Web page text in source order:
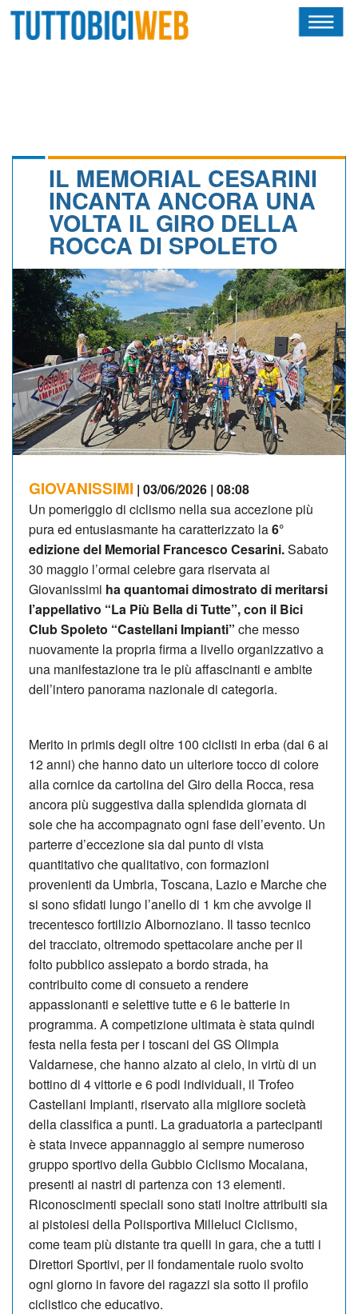
CALENDARIO
ALBI D'ORO
NEWSLETTER
IL MEMORIAL CESARINI
INCANTA ANCORA UNA
VOLTA IL GIRO DELLA
ROCCA DI SPOLETO
GIOVANISSIMI | 03/06/2026 | 08:08
Un pomeriggio di ciclismo nella sua accezione più
pura ed entusiasmante ha caratterizzato la6°
edizione del Memorial Francesco Cesarini.Sabato
30 maggio l’ormai celebre gara riservata ai
Giovanissimi ha quantomai dimostrato di meritarsi
l’appellativo “La Più Bella di Tutte”, con il Bici
Club Spoleto “Castellani Impianti” che messo
nuovamente la propria firma a livello organizzativo a
una manifestazione tra le più affascinanti e ambite
dell’intero panorama nazionale di categoria.
Merito in primis degli oltre 100 ciclisti in erba (dai 6 ai
12 anni) che hanno dato un ulteriore tocco di colore
alla cornice da cartolina del Giro della Rocca, resa
ancora più suggestiva dalla splendida giornata di
sole che ha accompagnato ogni fase dell’evento. Un
parterre d’eccezione sia dal punto di vista
quantitativo che qualitativo, con formazioni
provenienti da Umbria, Toscana, Lazio e Marche che
si sono sfidati lungo l’anello di 1 km che avvolge il
trecentesco fortilizio Albornoziano. Il tasso tecnico
del tracciato, oltremodo spettacolare anche per il
folto pubblico assiepato a bordo strada, ha
contribuito come di consueto a rendere
appassionanti e selettive tutte e 6 le batterie in
programma. A competizione ultimata è stata quindi
festa nella festa per i toscani del GS Olimpia
Valdarnese, che hanno alzato al cielo, in virtù di un
bottino di 4 vittorie e 6 podi individuali, il Trofeo
Castellani Impianti, riservato alla migliore società
della classifica a punti. La graduatoria a partecipanti
è stata invece appannaggio al sempre numeroso
gruppo sportivo della Gubbio Ciclismo Mocaiana,
presenti ai nastri di partenza con 13 elementi.
Riconoscimenti speciali sono stati inoltre attribuiti sia
ai pistoiesi della Polisportiva Milleluci Ciclismo,
come team più distante tra quelli in gara, che a tutti i
Direttori Sportivi, per il fondamentale ruolo svolto
ogni giorno in favore dei ragazzi sia sotto il profilo
ciclistico che educativo.